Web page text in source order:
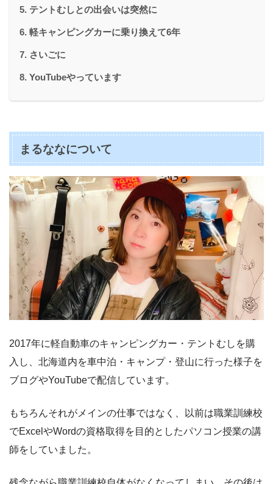
テントむしとの出会いは突然に
軽キャンピングカーに乗り換えて6年
さいごに
YouTubeやっています
まるななについて
2017年に軽自動車のキャンピングカー・テントむしを購
入し、北海道内を車中泊・キャンプ・登山に行った様子を
ブログやYouTubeで配信しています。
もちろんそれがメインの仕事ではなく、以前は職業訓練校
でExcelやWordの資格取得を目的としたパソコン授業の講
師をしていました。